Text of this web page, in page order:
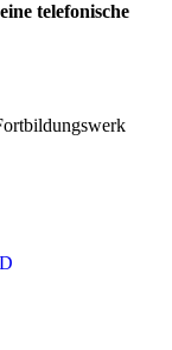
telefonische